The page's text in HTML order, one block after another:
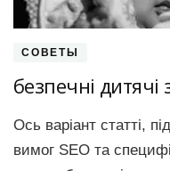
СОВЕТЫ
безпечні дитячі
Ось варіант статті,
вимог SEO та